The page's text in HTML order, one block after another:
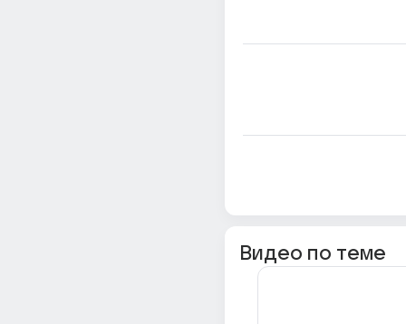
Видео по теме